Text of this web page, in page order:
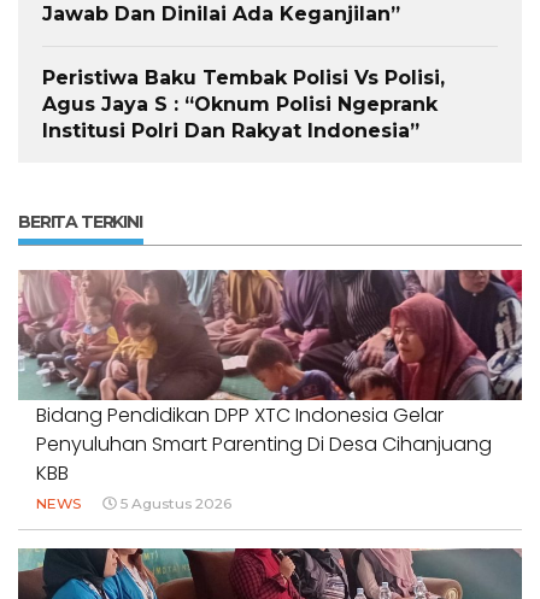
Jawab Dan Dinilai Ada Keganjilan”
Peristiwa Baku Tembak Polisi Vs Polisi,
Agus Jaya S : “Oknum Polisi Ngeprank
Institusi Polri Dan Rakyat Indonesia”
BERITA TERKINI
Bidang Pendidikan DPP XTC Indonesia Gelar
Penyuluhan Smart Parenting Di Desa Cihanjuang
KBB
NEWS 5 Agustus 2026